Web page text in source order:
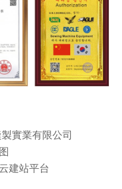
實業有限公司
建站平台